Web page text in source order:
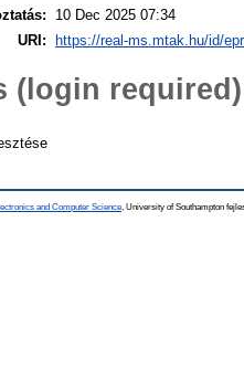
10 Dec 2025 07:34
URI:
https://real-ms.mtak.hu/id/
(login required)
and Computer Science , University of Southampton